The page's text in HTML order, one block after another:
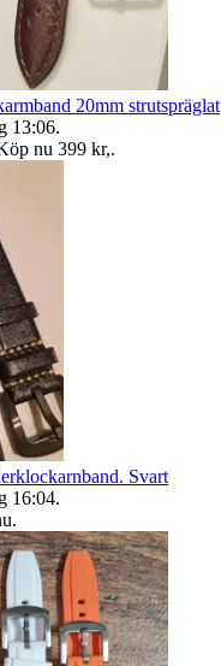
20mm strutspräglat
13:06.
nu 399 kr,.
Svart
16:04.
.